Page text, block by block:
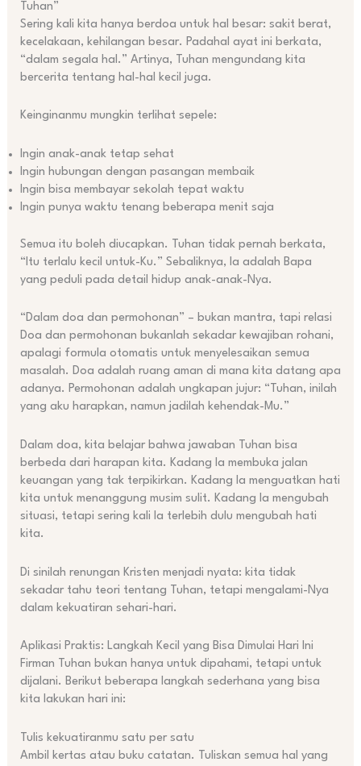
Tuhan”
Sering kali kita hanya berdoa untuk hal besar: sakit berat,
kecelakaan, kehilangan besar. Padahal ayat ini berkata,
“dalam segala hal.” Artinya, Tuhan mengundang kita
bercerita tentang hal-hal kecil juga.
Keinginanmu mungkin terlihat sepele:
Ingin anak-anak tetap sehat
Ingin hubungan dengan pasangan membaik
Ingin bisa membayar sekolah tepat waktu
Ingin punya waktu tenang beberapa menit saja
Semua itu boleh diucapkan. Tuhan tidak pernah berkata,
“Itu terlalu kecil untuk-Ku.” Sebaliknya, Ia adalah Bapa
yang peduli pada detail hidup anak-anak-Nya.
“Dalam doa dan permohonan” – bukan mantra, tapi relasi
Doa dan permohonan bukanlah sekadar kewajiban rohani,
apalagi formula otomatis untuk menyelesaikan semua
masalah. Doa adalah ruang aman di mana kita datang apa
adanya. Permohonan adalah ungkapan jujur: “Tuhan, inilah
yang aku harapkan, namun jadilah kehendak-Mu.”
Dalam doa, kita belajar bahwa jawaban Tuhan bisa
berbeda dari harapan kita. Kadang Ia membuka jalan
keuangan yang tak terpikirkan. Kadang Ia menguatkan hati
kita untuk menanggung musim sulit. Kadang Ia mengubah
situasi, tetapi sering kali Ia terlebih dulu mengubah hati
kita.
Di sinilah renungan Kristen menjadi nyata: kita tidak
sekadar tahu teori tentang Tuhan, tetapi mengalami-Nya
dalam kekuatiran sehari-hari.
Aplikasi Praktis: Langkah Kecil yang Bisa Dimulai Hari Ini
Firman Tuhan bukan hanya untuk dipahami, tetapi untuk
dijalani. Berikut beberapa langkah sederhana yang bisa
kita lakukan hari ini:
Tulis kekuatiranmu satu per satu
Ambil kertas atau buku catatan. Tuliskan semua hal yang